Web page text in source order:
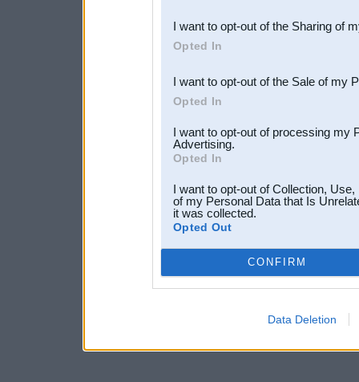
Downstream Participants
third parties.
I want to opt-out of the Sharing of
Opted In
I want to opt-out of the Sale of my
Opted In
I want to opt-out of processing my
Advertising.
Opted In
I want to opt-out of Collection,
of my Personal Data that Is
it was collected.
Opted Out
CONFIRM
Data Deletion